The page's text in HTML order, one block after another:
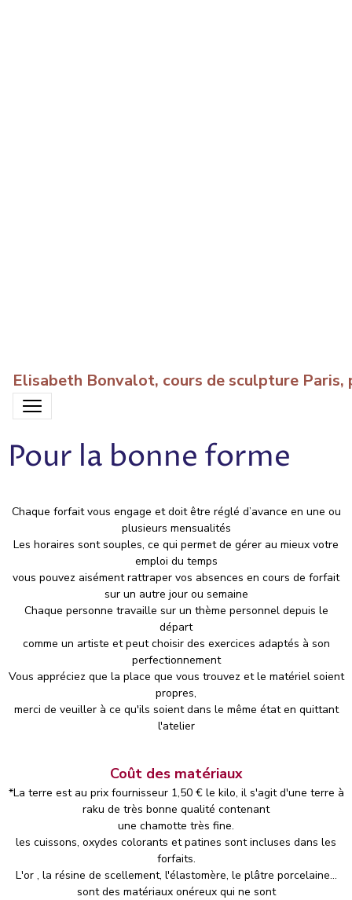
Elisabeth Bonvalot, cours de sculpture
Pour la bonne forme
Chaque forfait vous engage et doit être réglé d’avance en une ou
plusieurs mensualités
Les horaires sont souples, ce qui permet de gérer au mieux votre
emploi du temps
vous pouvez aisément rattraper vos absences en cours de forfait
sur un autre jour ou semaine
Chaque personne travaille sur un thème personnel depuis le
départ
comme un artiste et peut choisir des exercices adaptés à son
perfectionnement
Vous appréciez que la place que vous trouvez et le matériel soient
propres,
merci de veuiller à ce qu'ils soient dans le même état en quittant
l'atelier
Coût des matériaux
*La terre est au prix fournisseur 1,50 € le kilo, il s'agit d'une terre à
raku de très bonne qualité contenant
une chamotte très fine.
les cuissons, oxydes colorants et patines sont incluses dans les
forfaits.
L'or , la résine de scellement, l'élastomère, le plâtre porcelaine...
sont des matériaux onéreux qui ne sont